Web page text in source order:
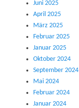
Juni 2025
April 2025
März 2025
Februar 2025
Januar 2025
Oktober 2024
September 2024
Mai 2024
Februar 2024
Januar 2024